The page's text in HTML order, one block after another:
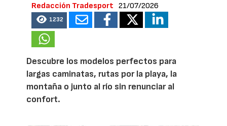
Redacción Tradesport 21/07/2026
1232
Descubre los modelos perfectos para
largas caminatas, rutas por la playa, la
montaña o junto al río sin renunciar al
confort.